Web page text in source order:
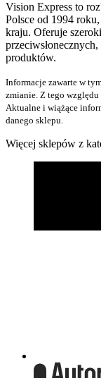
Vision Express to
Polsce od 1994
kraju. Oferuje
produktów.
Informacje zawarte w
zmianie. Z tego
Aktualne i wiążące
danego sklepu.
Więcej sklepów z